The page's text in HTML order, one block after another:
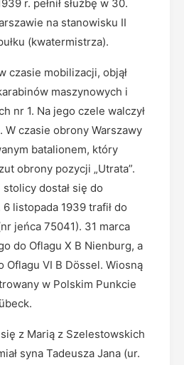
r. pełnił służbę w 30.
na stanowisku II
(kwatermistrza).
czasie mobilizacji, objął
maszynowych i
nr 1. Na jego czele walczył
W czasie obrony Warszawy
batalionem, który
obrony pozycji „Utrata”.
dostał się do
listopada 1939 trafił do
jeńca 75041). 31 marca
do Oflagu X B Nienburg, a
Oflagu VI B Dössel. Wiosną
w Polskim Punkcie
się z Marią z Szelestowskich
syna Tadeusza Jana (ur.